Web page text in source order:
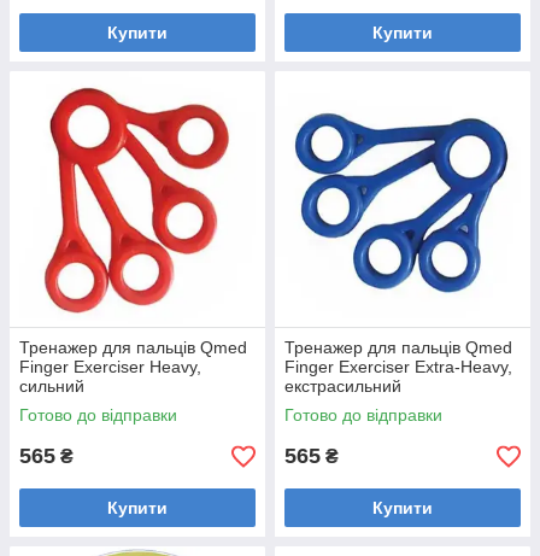
Купити Купити
Тренажер для пальців Qmed
Finger Exerciser Heavy,
сильний
Готово до відправки
565 ₴
Купити
Тренажер для пальців Qmed
Finger Exerciser Extra-Heavy,
екстрасильний
Готово до відправки
565 ₴
Купити